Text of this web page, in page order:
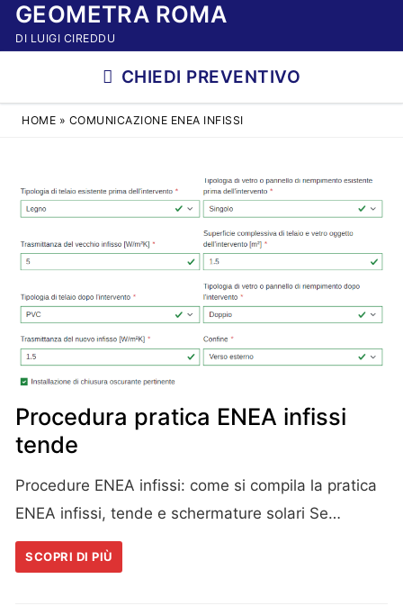
VaiGEOMETRA ROMA
DI LUIGI CIREDDU
CHIEDI PREVENTIVO
HOME » COMUNICAZIONE ENEA INFISSI
Procedura pratica ENEA infissi
tende
Procedure ENEA infissi: come si compila la pratica
ENEA infissi, tende e schermature solari Se…
SCOPRI DI PIÙ